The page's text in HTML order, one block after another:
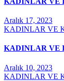
Aralık 17, 2023
KADINLAR VE
KADINLAR VE
Aralık 10, 2023
KADINLAR VE